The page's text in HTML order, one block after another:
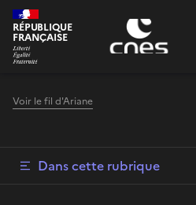
Panneau de gestion des cookies
RÉPUBLIQUE
FRANÇAISE
Voir le fil d'Ariane
Dans cette rubrique